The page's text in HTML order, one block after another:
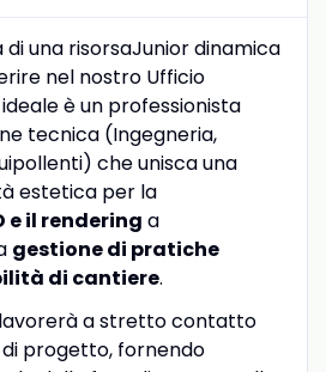
una risorsaJunior dinamica
nel nostro Ufficio
è un professionista
tecnica (Ingegneria,
che unisca una
estetica per la
e il rendering a
gestione di pratiche
di cantiere.
a stretto contatto
progetto, fornendo